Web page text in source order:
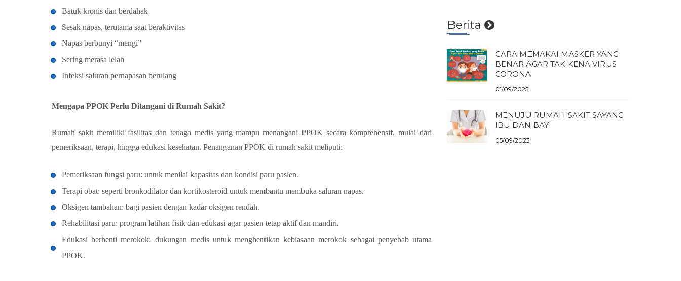
Batuk kronis dan berdahak
Sesak napas, terutama saat beraktivitas
Napas berbunyi “mengi”
Sering merasa lelah
Infeksi saluran pernapasan berulang
Mengapa PPOK Perlu Ditangani di Rumah Sakit?
Rumah sakit memiliki fasilitas dan tenaga medis yang mampu menangani PPOK secara komprehensif, mulai dari
pemeriksaan, terapi, hingga edukasi kesehatan. Penanganan PPOK di rumah sakit meliputi:
Pemeriksaan fungsi paru: untuk menilai kapasitas dan kondisi paru pasien.
Terapi obat: seperti bronkodilator dan kortikosteroid untuk membantu membuka saluran napas.
Oksigen tambahan: bagi pasien dengan kadar oksigen rendah.
Rehabilitasi paru: program latihan fisik dan edukasi agar pasien tetap aktif dan mandiri.
Edukasi berhenti merokok: dukungan medis untuk menghentikan kebiasaan merokok sebagai penyebab utama
PPOK.
Berita
CARA MEMAKAI MASKER YANG
BENAR AGAR TAK KENA VIRUS
CORONA
01/09/2025
MENUJU RUMAH SAKIT SAYANG
IBU DAN BAYI
05/09/2023